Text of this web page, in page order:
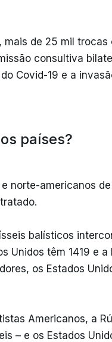
de 25 mil
consultiva
Covid-19 e a
países?
norte-americanos
balísticos
Unidos têm 1419 e
os Estados
Americanos, a
– e os Estados